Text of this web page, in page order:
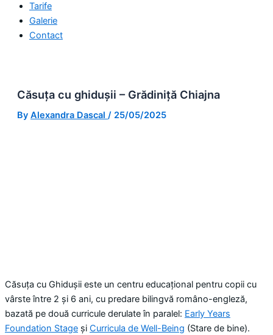
Tarife
Galerie
Contact
Căsuța cu ghidușii – Grădiniță Chiajna
By Alexandra Dascal / 25/05/2025
Căsuța cu Ghidușii este un centru educațional pentru copii cu
vârste între 2 și 6 ani, cu predare bilingvă româno-engleză,
bazată pe două curricule derulate în paralel: Early Years
Foundation Stage și Curricula de Well-Being (Stare de bine).